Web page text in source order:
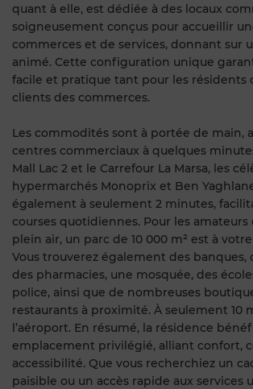
quant à elle, est dédiée à des locaux
soigneusement conçus pour accueillir
commerces et de services, donnant sur
animé. Cette configuration unique
facile et pratique tant pour les résidents
clients des commerces.
Les commodités sont à portée de main,
centres commerciaux à quelques
Mall Lac 2 et le Carrefour La Marsa, les
hypermarchés Monoprix et Ben
également à seulement 2 minutes,
courses quotidiennes. Pour les amateurs
plein air, un parc de 10 000 m² est à
Vous trouverez également des banques,
des pharmacies, une mosquée, des
police, ainsi que de nombreuses
restaurants à proximité. À seulement 10
l’aéroport. En résumé, la résidence
emplacement privilégié, alliant confort,
accessibilité. Que vous recherchiez un
paisible ou un accès rapide aux services